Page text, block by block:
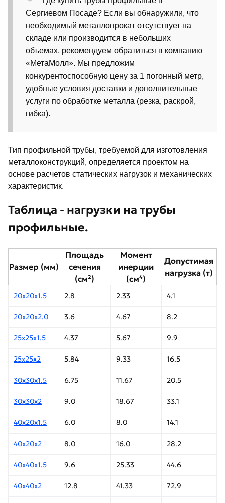
Сергиевом Посаде? Если вы обнаружили, что
необходимый металлопрокат отсутствует на
складе или производится в небольших
объемах, рекомендуем обратиться в компанию
«МетаМолл». Мы предложим
конкурентоспособную цену за 1 погонный метр,
удобные условия доставки и дополнительные
услуги по обработке металла (резка, раскрой,
гибка).
Тип профильной трубы, требуемой для изготовления
металлоконструкций, определяется проектом на
основе расчетов статических нагрузок и механических
характеристик.
Таблица - нагрузки на трубы
профильные.
Размер (мм)
Площадь
сечения
(см²)
Момент
инерции
(см⁴)
Допустимая
нагрузка (т)
20х20х1.5 2.8 2.33 4.1
20х20х2.0 3.6 4.67 8.2
25х25х1.5 4.37 5.67 9.9
25х25х2 5.84 9.33 16.5
30х30х1.5 6.75 11.67 20.5
30х30х2 9.0 18.67 33.1
40х20х1.5 6.0 8.0 14.1
40х20х2 8.0 16.0 28.2
40х40х1.5 9.6 25.33 44.6
40х40х2 12.8 41.33 72.9